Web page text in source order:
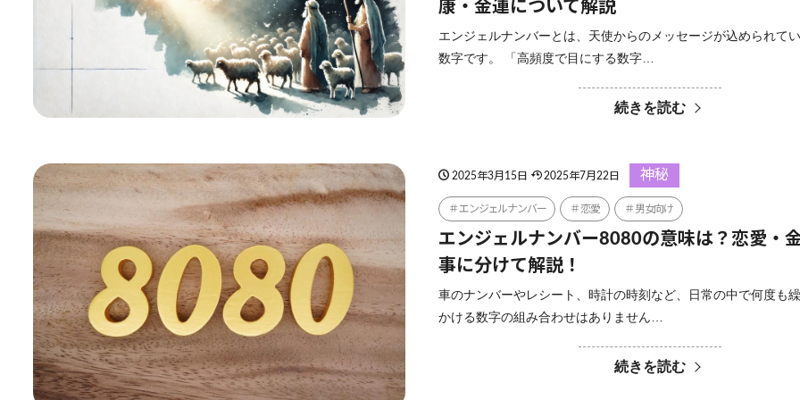
康・金運について解説
エンジェルナンバーとは、天使からのメッセージが込められて
数字です。 「高頻度で目にする数字…
続きを読む
2025年3月15日 2025年7月22日 神秘
エンジェルナンバー 恋愛 男女向け
エンジェルナンバー8080の意味は？恋愛・
事に分けて解説！
車のナンバーやレシート、時計の時刻など、日常の中で何度も
かける数字の組み合わせはありません…
続きを読む